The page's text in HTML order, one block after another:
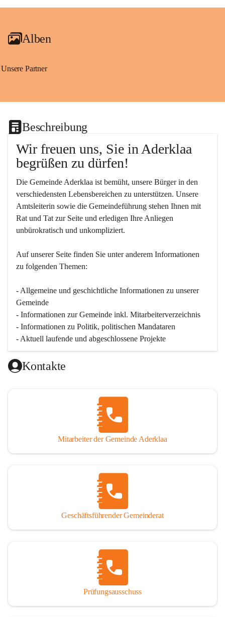
+2
Alben
Unsere Partner
Beschreibung
Wir freuen uns, Sie in Aderklaa
begrüßen zu dürfen!
Die Gemeinde Aderklaa ist bemüht, unsere Bürger in den
verschiedensten Lebensbereichen zu unterstützen. Unsere
Amtsleiterin sowie die Gemeindeführung stehen Ihnen mit
Rat und Tat zur Seite und erledigen Ihre Anliegen
unbürokratisch und unkompliziert.
Auf unserer Seite finden Sie un­ter an­de­rem Informationen
zu folgenden Themen:
- Allgemeine und geschichtliche Informationen zu unserer
Gemeinde
- Informationen zur Gemeinde inkl. Mitarbeiterverzeichnis
- Informationen zu Politik, politischen Mandataren
- Aktuell laufende und abgeschlossene Projekte
Kontakte
Mitarbeiter der Gemeinde Aderklaa
Geschäftsführender Gemeinderat
Prüfungsausschuss